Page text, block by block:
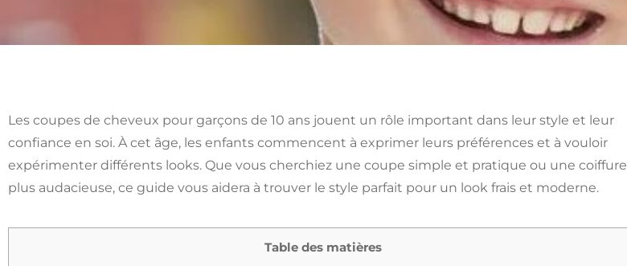
Les coupes de cheveux pour garçons de 10 ans jouent un rôle important dans leur style et leur
confiance en soi. À cet âge, les enfants commencent à exprimer leurs préférences et à vouloir
expérimenter différents looks. Que vous cherchiez une coupe simple et pratique ou une coiffure
plus audacieuse, ce guide vous aidera à trouver le style parfait pour un look frais et moderne.
Table des matières